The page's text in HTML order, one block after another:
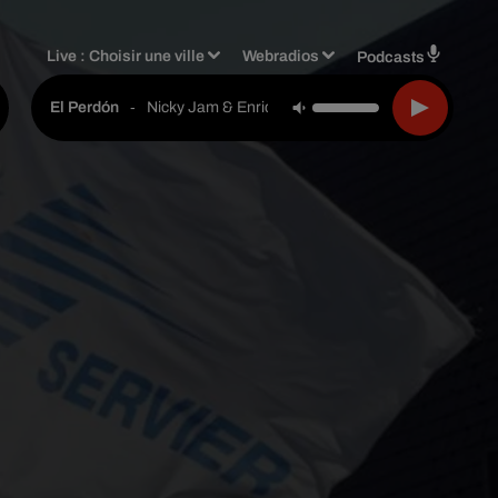
Live :Choisir une ville Webradios Podcasts
El Perdón - Nicky Jam & Enrique Iglesias